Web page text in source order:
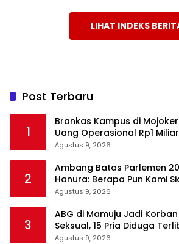
LIHAT INDEKS
Post Terbaru
1
Brankas Kampus di
Uang Operasional Rp1
Agustus 9, 2026
2
Ambang Batas Parlemen
Hanura: Berapa Pun Kami
Agustus 9, 2026
3
ABG di Mamuju Jadi
Seksual, 15 Pria Diduga
Agustus 9, 2026